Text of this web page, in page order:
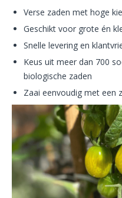
Verse zaden met hoge
Geschikt voor grote én
Snelle levering en
Keus uit meer dan 700
biologische zaden
Zaai eenvoudig met een